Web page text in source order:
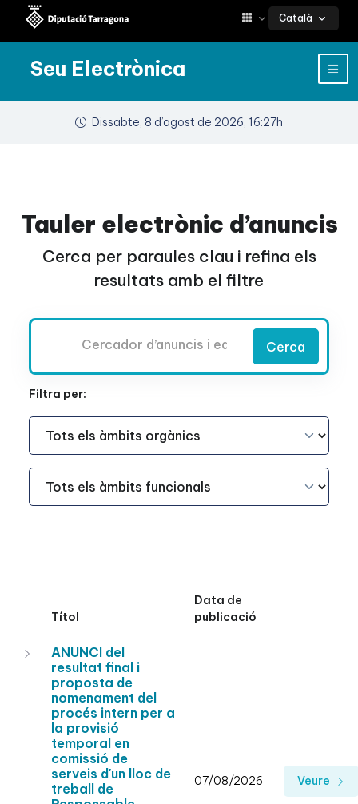
Català
Seu Electrònica
Dissabte, 8 d’agost de 2026, 16:27h
Tauler electrònic d’anuncis
Cerca per paraules clau i refina els
resultats amb el filtre
Cerca
Filtra per:
Àmbit Funcional
Àmbit Funcional
Títol
Data de
publicació
ANUNCI del
resultat final i
proposta de
nomenament del
procés intern per a
la provisió
temporal en
comissió de
serveis d'un lloc de
treball de
07/08/2026 Veure